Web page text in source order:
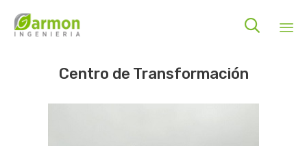

Centro de Transformación